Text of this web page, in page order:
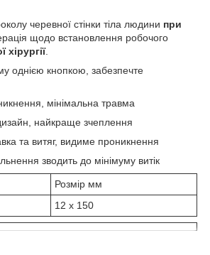
черевної стінки тіла людини при
щодо встановлення робочого
хірургії.
однією кнопкою, забезпечте
мінімальна травма
найкраще зчеплення
та витяг, видиме проникнення
зводить до мінімуму витік
Розмір мм
12 х 150